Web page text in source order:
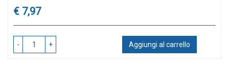
Prezzo
€ 7,97
- + Aggiungi al carrello